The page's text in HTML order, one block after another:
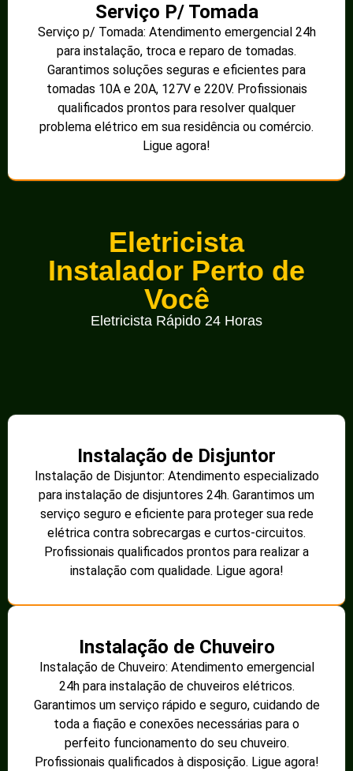
Serviço P/ Tomada
Serviço p/ Tomada: Atendimento emergencial 24h
para instalação, troca e reparo de tomadas.
Garantimos soluções seguras e eficientes para
tomadas 10A e 20A, 127V e 220V. Profissionais
qualificados prontos para resolver qualquer
problema elétrico em sua residência ou comércio.
Ligue agora!
Eletricista
Instalador Perto de
Você
Eletricista Rápido 24 Horas
Instalação de Disjuntor
Instalação de Disjuntor: Atendimento especializado
para instalação de disjuntores 24h. Garantimos um
serviço seguro e eficiente para proteger sua rede
elétrica contra sobrecargas e curtos-circuitos.
Profissionais qualificados prontos para realizar a
instalação com qualidade. Ligue agora!
Instalação de Chuveiro
Instalação de Chuveiro: Atendimento emergencial
24h para instalação de chuveiros elétricos.
Garantimos um serviço rápido e seguro, cuidando de
toda a fiação e conexões necessárias para o
perfeito funcionamento do seu chuveiro.
Profissionais qualificados à disposição. Ligue agora!